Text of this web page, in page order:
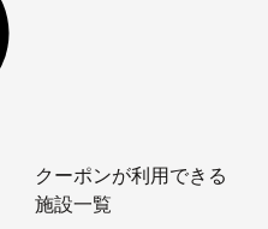
クーポンが利用できる
施設一覧